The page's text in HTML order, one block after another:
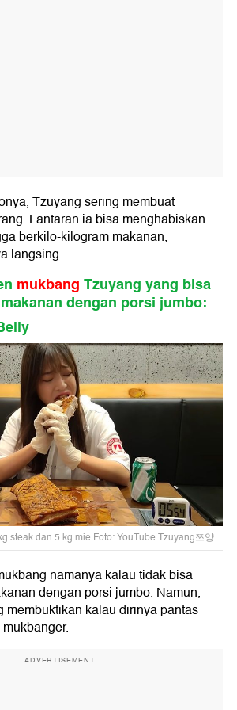
Tzuyang sering membuat
Lantaran ia bisa menghabiskan
berkilo-kilogram makanan,
langsing.
mukbang Tzuyang yang bisa
dengan porsi jumbo:
steak dan 5 kg mie Foto: YouTube Tzuyang쯔양
namanya kalau tidak bisa
dengan porsi jumbo. Namun,
membuktikan kalau dirinya pantas
ADVERTISEMENT